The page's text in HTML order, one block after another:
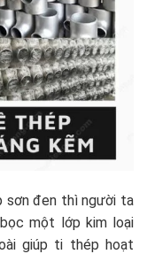
sơn đen thì người ta
một lớp kim loại
giúp ti thép hoạt